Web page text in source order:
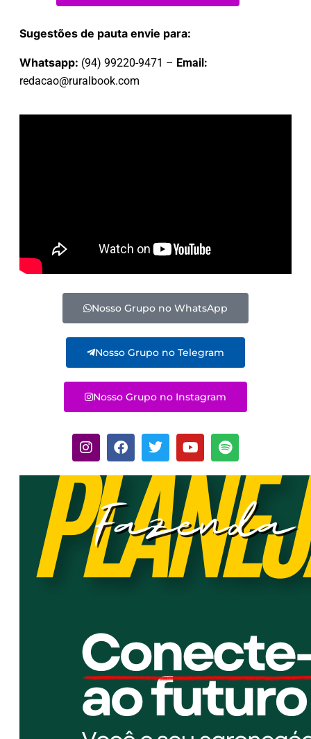
Sugestões de pauta envie para:
Whatsapp: (94) 99220-9471 – Email:
redacao@ruralbook.com
Nosso Grupo no WhatsApp
Nosso Grupo no Telegram
Nosso Grupo no Instagram